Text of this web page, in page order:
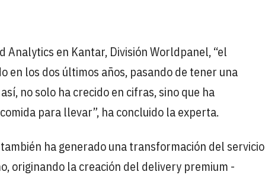
en Kantar, División Worldpanel, “el
en los dos últimos años, pasando de tener una
no solo ha crecido en cifras, sino que ha
para llevar”, ha concluido la experta.
ha generado una transformación del servicio
originando la creación del delivery premium -